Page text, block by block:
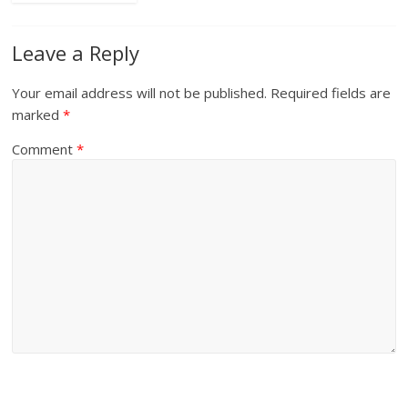
Leave a Reply
Your email address will not be published. Required fields are
marked*
Comment*